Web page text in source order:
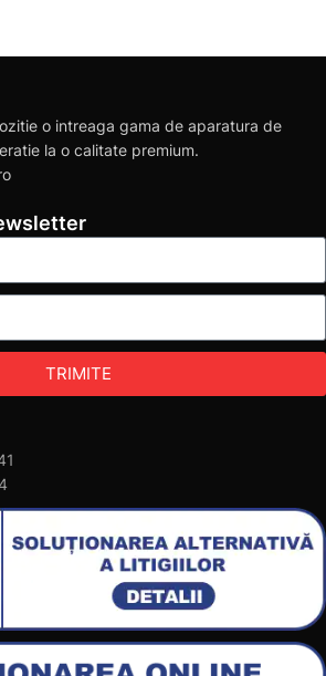
o intreaga gama de aparatura de
la o calitate premium.
TRIMITE